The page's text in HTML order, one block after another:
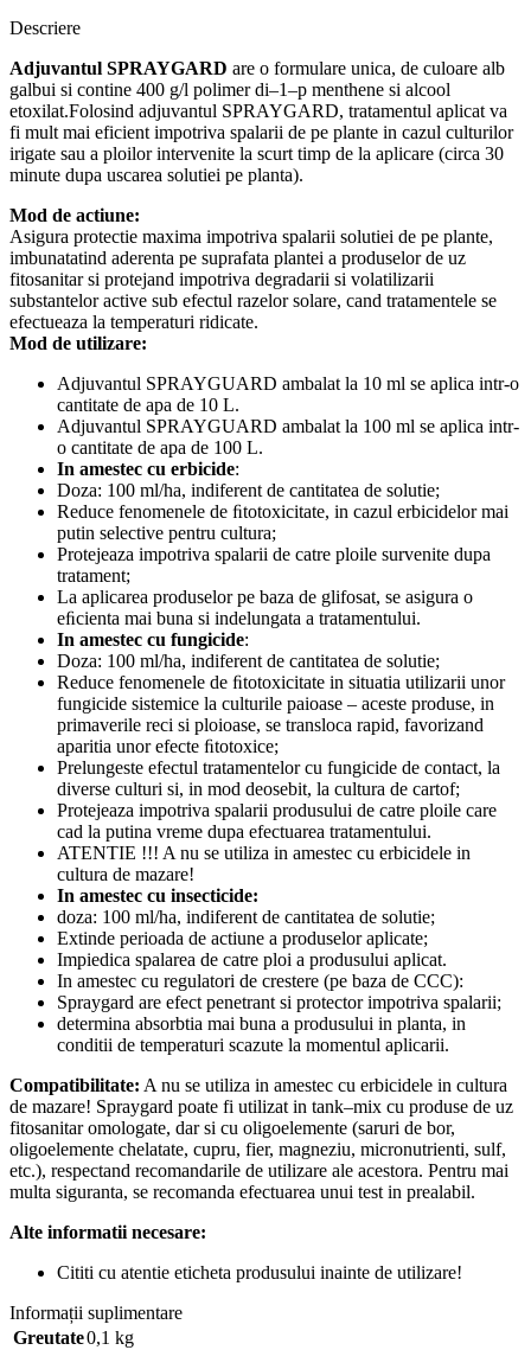
Descriere
Adjuvantul SPRAYGARD are o formulare unica, de culoare alb
galbui si contine 400 g/l polimer di–1–p menthene si alcool
etoxilat.Folosind adjuvantul SPRAYGARD, tratamentul aplicat va
fi mult mai eficient impotriva spalarii de pe plante in cazul culturilor
irigate sau a ploilor intervenite la scurt timp de la aplicare (circa 30
minute dupa uscarea solutiei pe planta).
Mod de actiune:
Asigura protectie maxima impotriva spalarii solutiei de pe plante,
imbunatatind aderenta pe suprafata plantei a produselor de uz
fitosanitar si protejand impotriva degradarii si volatilizarii
substantelor active sub efectul razelor solare, cand tratamentele se
efectueaza la temperaturi ridicate.
Mod de utilizare:
Adjuvantul SPRAYGUARD ambalat la 10 ml se aplica intr-o
cantitate de apa de 10 L.
Adjuvantul SPRAYGUARD ambalat la 100 ml se aplica intr-
o cantitate de apa de 100 L.
In amestec cu erbicide:
Doza: 100 ml/ha, indiferent de cantitatea de solutie;
Reduce fenomenele de ﬁtotoxicitate, in cazul erbicidelor mai
putin selective pentru cultura;
Protejeaza impotriva spalarii de catre ploile survenite dupa
tratament;
La aplicarea produselor pe baza de glifosat, se asigura o
eﬁcienta mai buna si indelungata a tratamentului.
In amestec cu fungicide:
Doza: 100 ml/ha, indiferent de cantitatea de solutie;
Reduce fenomenele de ﬁtotoxicitate in situatia utilizarii unor
fungicide sistemice la culturile paioase – aceste produse, in
primaverile reci si ploioase, se transloca rapid, favorizand
aparitia unor efecte ﬁtotoxice;
Prelungeste efectul tratamentelor cu fungicide de contact, la
diverse culturi si, in mod deosebit, la cultura de cartof;
Protejeaza impotriva spalarii produsului de catre ploile care
cad la putina vreme dupa efectuarea tratamentului.
ATENTIE !!! A nu se utiliza in amestec cu erbicidele in
cultura de mazare!
In amestec cu insecticide:
doza: 100 ml/ha, indiferent de cantitatea de solutie;
Extinde perioada de actiune a produselor aplicate;
Impiedica spalarea de catre ploi a produsului aplicat.
In amestec cu regulatori de crestere (pe baza de CCC):
Spraygard are efect penetrant si protector impotriva spalarii;
determina absorbtia mai buna a produsului in planta, in
conditii de temperaturi scazute la momentul aplicarii.
Compatibilitate: A nu se utiliza in amestec cu erbicidele in cultura
de mazare! Spraygard poate fi utilizat in tank–mix cu produse de uz
fitosanitar omologate, dar si cu oligoelemente (saruri de bor,
oligoelemente chelatate, cupru, fier, magneziu, micronutrienti, sulf,
etc.), respectand recomandarile de utilizare ale acestora. Pentru mai
multa siguranta, se recomanda efectuarea unui test in prealabil.
Alte informatii necesare:
Cititi cu atentie eticheta produsului inainte de utilizare!
Informații suplimentare
Greutate0,1 kg